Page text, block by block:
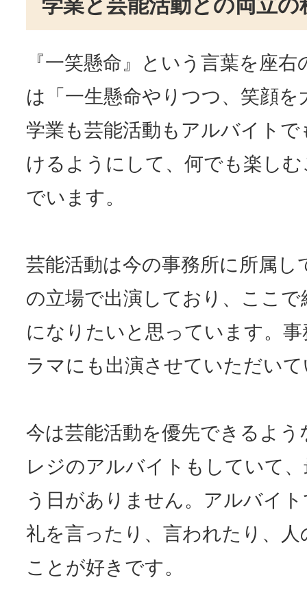
学業と芸能活動との両立の
『一笑懸命』という言葉を座
は「一生懸命やりつつ、笑顔
学業も芸能活動もアルバイト
けるようにして、何でも楽し
でいます。
芸能活動は今の事務所に所属
の立場で出演しており、ここ
になりたいと思っています。
ラマにも出演させていただい
今は芸能活動を優先できるよ
レジのアルバイトもしていて
う日がありません。アルバイ
礼を言ったり、言われたり、
ことが好きです。